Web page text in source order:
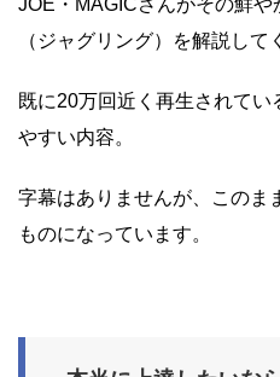
JOE・MAGICさんがその鮮
（ジャグリング）を解説して
既に20万回近く再生されてい
やすい内容。
字幕はありませんが、このま
ものになっています。